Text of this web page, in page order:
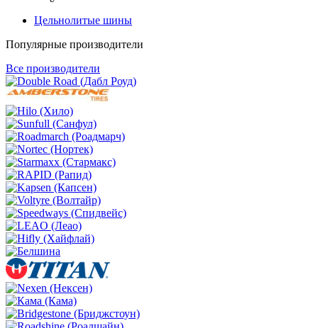
Цельнолитые шины
Популярные производители
Все производители